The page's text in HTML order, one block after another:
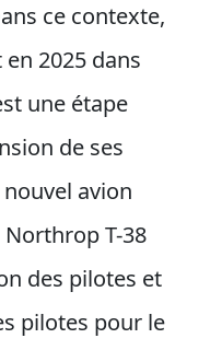
ce contexte,
2025 dans
une étape
de ses
avion
T-38
des pilotes et
pilotes pour le